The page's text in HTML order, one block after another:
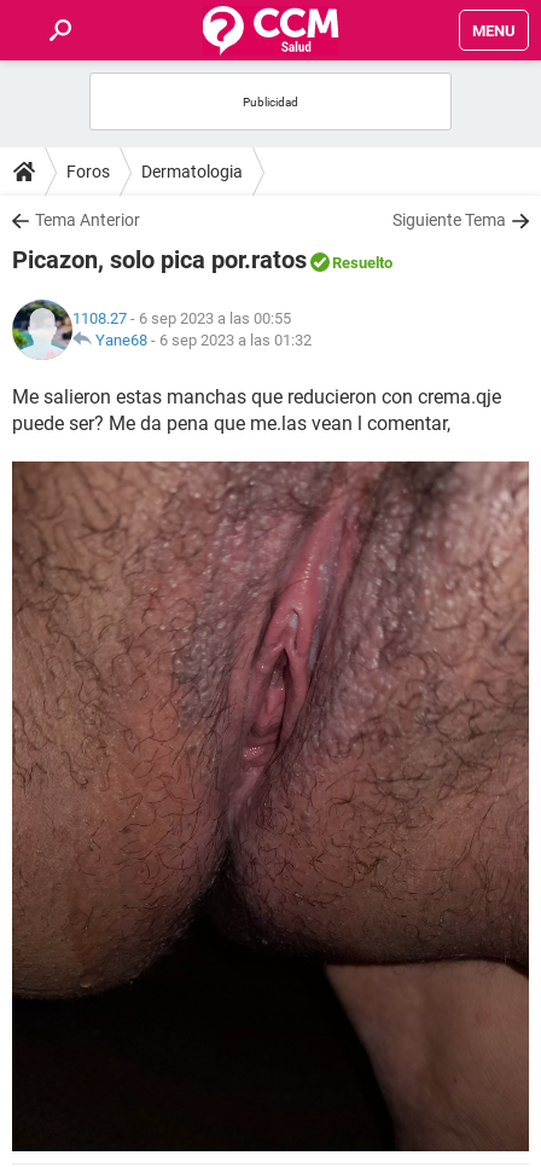
MENU
FOROS
SALUD
NUTRICIÓN
BIENESTAR
SEXUALIDAD
GLOSARIO
Foros Dermatologia
Tema Anterior Siguiente Tema
Picazon, solo pica por.ratos Resuelto
1108.27 - 6 sep 2023 a las 00:55
Yane68 - 6 sep 2023 a las 01:32
Me salieron estas manchas que reducieron con crema.qje
puede ser? Me da pena que me.las vean l comentar,